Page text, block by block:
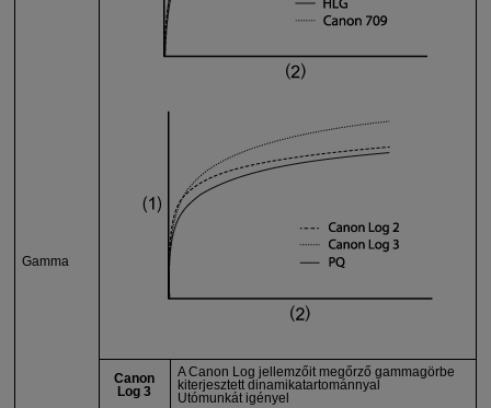
Gamma
Canon
Log 3
A Canon Log jellemzőit megőrző gammagörbe
kiterjesztett dinamikatartománnyal
Utómunkát igényel